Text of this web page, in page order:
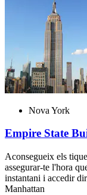
Nova York
Empire State
Aconsegueix els
assegurar-te l'hora
instantani i accedir
Manhattan